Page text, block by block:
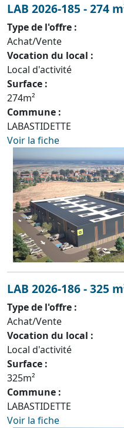
LAB 2026-185 - 274
Type de l'offre :
Achat/Vente
Vocation du local :
Local d'activité
Surface :
274m²
Commune :
LABASTIDETTE
Voir la fiche
LAB 2026-186 - 325
Type de l'offre :
Achat/Vente
Vocation du local :
Local d'activité
Surface :
325m²
Commune :
LABASTIDETTE
Voir la fiche